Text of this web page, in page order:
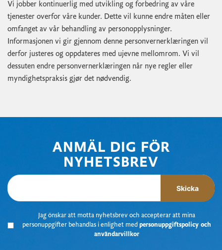
Vi jobber kontinuerlig med utvikling og forbedring av våre
tjenester overfor våre kunder. Dette vil kunne endre måten eller
omfanget av vår behandling av personopplysninger.
Informasjonen vi gir gjennom denne personvernerklæringen vil
derfor justeres og oppdateres med ujevne mellomrom. Vi vil
dessuten endre personvernerklæringen når nye regler eller
myndighetspraksis gjør det nødvendig.
ANMÄL DIG FÖR
NYHETSBREV
Jag önskar att motta nyhetsbrev och accepterar att mina
personuppgifter behandlas i enlighet med personuppgiftspolicy och
användarvillkor
Skicka